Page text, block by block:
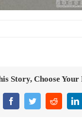
盃
Story, Choose
FacebookTwitterReddit